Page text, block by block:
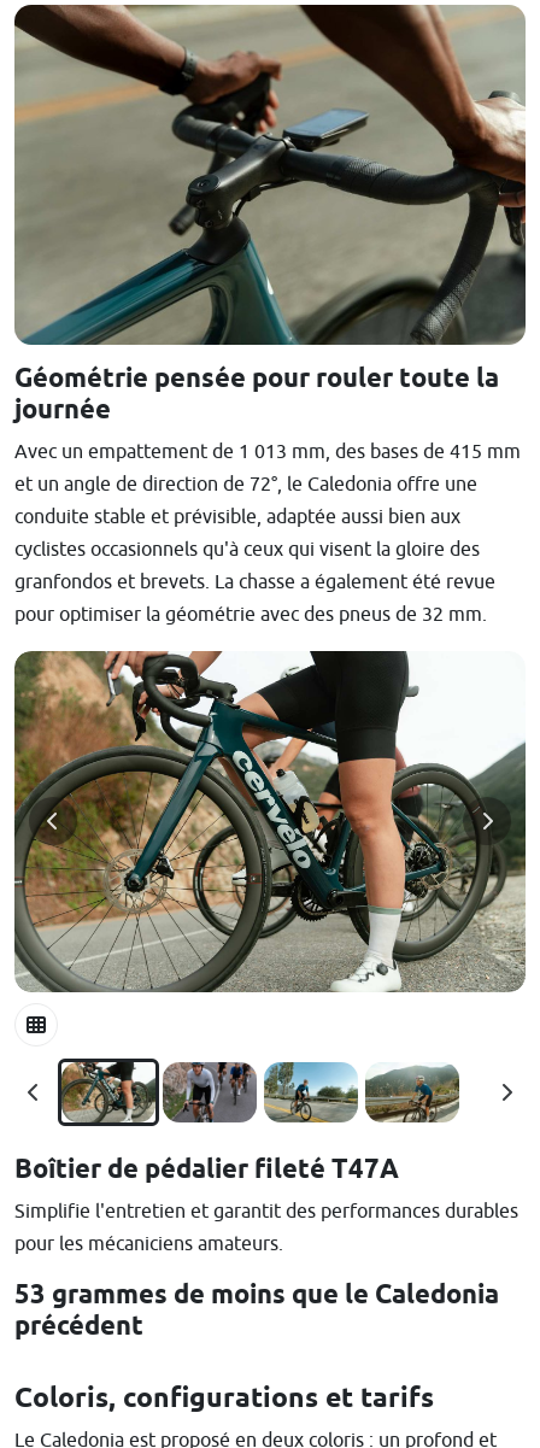
Géométrie pensée pour rouler toute la
journée
Avec un empattement de 1 013 mm, des bases de 415 mm
et un angle de direction de 72°, le Caledonia offre une
conduite stable et prévisible, adaptée aussi bien aux
cyclistes occasionnels qu'à ceux qui visent la gloire des
granfondos et brevets. La chasse a également été revue
pour optimiser la géométrie avec des pneus de 32 mm.
Boîtier de pédalier fileté T47A
Simplifie l'entretien et garantit des performances durables
pour les mécaniciens amateurs.
53 grammes de moins que le Caledonia
précédent
Coloris, configurations et tarifs
Le Caledonia est proposé en deux coloris : un profond et